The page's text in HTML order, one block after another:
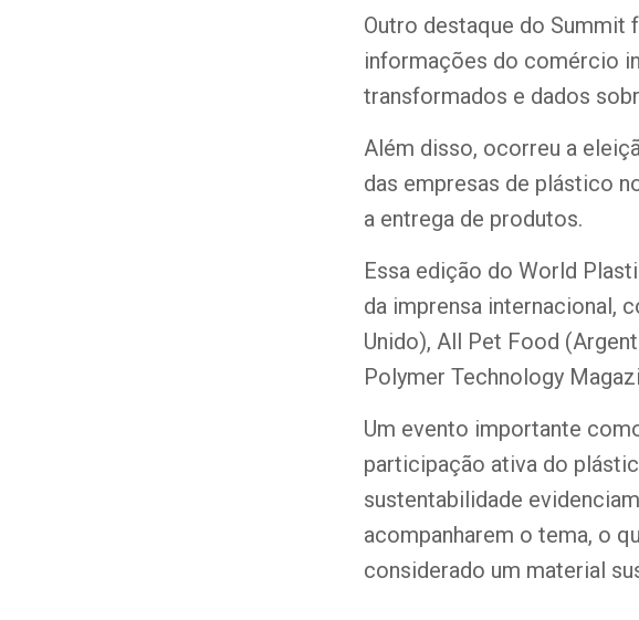
Outro destaque do Summit
informações do comércio
transformados e dados
Além disso, ocorreu a
das empresas de plástico
a entrega de produtos.
Essa edição do World
da imprensa internacional,
Unido), All Pet Food
Polymer Technology
Um evento importante
participação ativa do
sustentabilidade
acompanharem o tema, o
considerado um material